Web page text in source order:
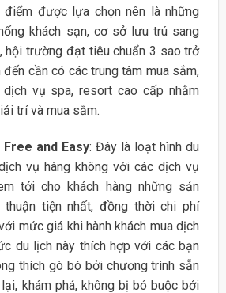
điểm được lựa chọn nên là những
khách sạn, cơ sở lưu trú sang
hội trường đạt tiêu chuẩn 3 sao trở
đến cần có các trung tâm mua sắm,
vụ spa, resort cao cấp nhằm
trí và mua sắm.
and Easy: Đây là loạt hình du
vụ hàng không với các dịch vụ
tới cho khách hàng những sản
tiện nhất, đồng thời chi phí
mức giá khi hành khách mua dịch
du lịch này thích hợp với các bạn
thích gò bó bởi chương trình sẵn
khám phá, không bị bó buộc bởi